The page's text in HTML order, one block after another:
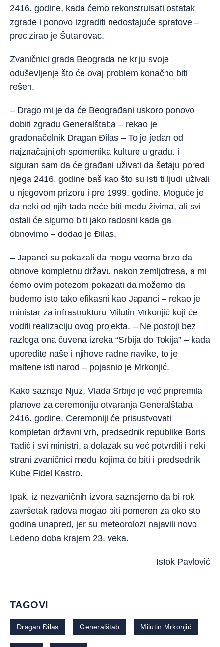
2416. godine, kada ćemo rekonstruisati ostatak
zgrade i ponovo izgraditi nedostajuće spratove –
precizirao je Šutanovac.
Zvaničnici grada Beograda ne kriju svoje
oduševljenje što će ovaj problem konačno biti
rešen.
– Drago mi je da će Beograđani uskoro ponovo
dobiti zgradu Generalštaba – rekao je
gradonačelnik Dragan Đilas – To je jedan od
najznačajnijoh spomenika kulture u gradu, i
siguran sam da će građani uživati da šetaju pored
njega 2416. godine baš kao što su isti ti ljudi uživali
u njegovom prizoru i pre 1999. godine. Moguće je
da neki od njih tada neće biti među živima, ali svi
ostali će sigurno biti jako radosni kada ga
obnovimo – dodao je Đilas.
– Japanci su pokazali da mogu veoma brzo da
obnove kompletnu državu nakon zemljotresa, a mi
ćemo ovim potezom pokazati da možemo da
budemo isto tako efikasni kao Japanci – rekao je
ministar za infrastrukturu Milutin Mrkonjić koji će
voditi realizaciju ovog projekta. – Ne postoji bez
razloga ona čuvena izreka “Srbija do Tokija” – kada
uporedite naše i njihove radne navike, to je
maltene isti narod – pojasnio je Mrkonjić.
Kako saznaje Njuz, Vlada Srbije je već pripremila
planove za ceremoniju otvaranja Generalštaba
2416. godine. Ceremoniji će prisustvovati
kompletan državni vrh, predsednik republike Boris
Tadić i svi ministri, a dolazak su već potvrdili i neki
strani zvaničnici među kojima će biti i predsednik
Kube Fidel Kastro.
Ipak, iz nezvaničnih izvora saznajemo da bi rok
završetak radova mogao biti pomeren za oko sto
godina unapred, jer su meteorolozi najavili novo
Ledeno doba krajem 23. veka.
Istok Pavlović
TAGOVI
Dragan Đilas Generalštab Milutin Mrkonjić